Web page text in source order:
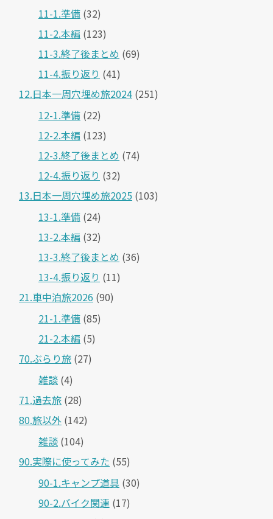
11-1.準備 (32)
11-2.本編 (123)
11-3.終了後まとめ (69)
11-4.振り返り (41)
12.日本一周穴埋め旅2024 (251)
12-1.準備 (22)
12-2.本編 (123)
12-3.終了後まとめ (74)
12-4.振り返り (32)
13.日本一周穴埋め旅2025 (103)
13-1.準備 (24)
13-2.本編 (32)
13-3.終了後まとめ (36)
13-4.振り返り (11)
21.車中泊旅2026 (90)
21-1.準備 (85)
21-2.本編 (5)
70.ぶらり旅 (27)
雑談 (4)
71.過去旅 (28)
80.旅以外 (142)
雑談 (104)
90.実際に使ってみた (55)
90-1.キャンプ道具 (30)
90-2.バイク関連 (17)